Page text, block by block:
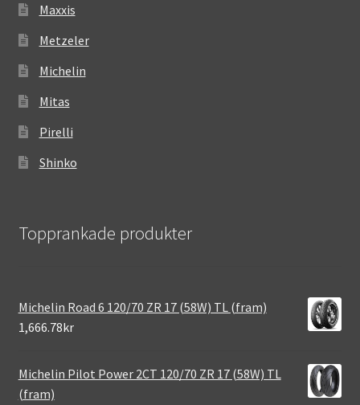
Maxxis
Metzeler
Michelin
Mitas
Pirelli
Shinko
Topprankade produkter
Michelin Road 6 120/70 ZR 17 (58W) TL (fram)
1,666.78kr
Michelin Pilot Power 2CT 120/70 ZR 17 (58W) TL
(fram)